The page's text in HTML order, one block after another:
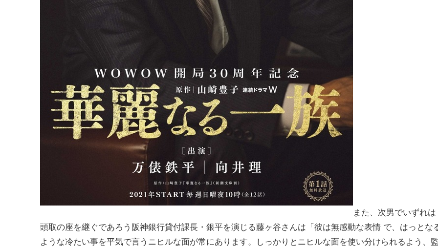
また、次男でいずれは
頭取の座を継ぐであろう阪神銀行貸付課長・銀平を演じる藤ヶ谷さんは「彼は無感動な表情 で、はっとな
ような冷たい事を平気で言うニヒルな面が常にあります。しっかりとニヒルな面を使い分けられるよう、監